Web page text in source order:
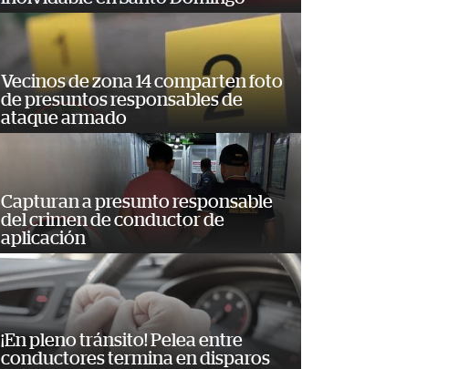
Vecinos de zona 14 comparten foto
de presuntos responsables de
ataque armado
Capturan a presunto responsable
del crimen de conductor de
aplicación
¡En pleno tránsito! Pelea entre
conductores termina en disparos